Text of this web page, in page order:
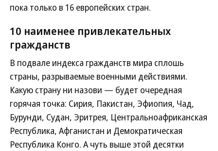
пока только в 16 европейских стран.
10 наименее привлекательных
гражданств
В подвале индекса гражданств мира сплошь
страны, разрываемые военными действиями.
Какую страну ни назови — будет очередная
горячая точка: Сирия, Пакистан, Эфиопия, Чад,
Бурунди, Судан, Эритрея, Центральноафриканская
Республика, Афганистан и Демократическая
Республика Конго. А чуть выше этой десятки